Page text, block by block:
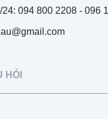
094 800 2208 - 096
HỎI